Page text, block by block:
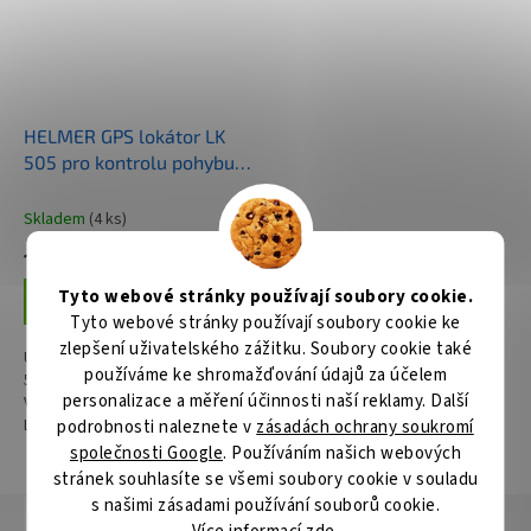
Tyto webové stránky používají soubory cookie.
Tyto webové stránky používají soubory cookie ke
zlepšení uživatelského zážitku. Soubory cookie také
používáme ke shromažďování údajů za účelem
personalizace a měření účinnosti naší reklamy. Další
podrobnosti naleznete v zásadách ochrany soukromí
společnosti Google. Používáním našich webových
stránek souhlasíte se všemi soubory cookie v souladu
s našimi zásadami používání souborů cookie.
HELMER GPS lokátor LK
505 pro kontrolu pohybu
Skladem (4 ks)
1 123 Kč
Do košíku
Univerzální lokátor Helmer LK
505 – pro klid a bezpečí
Všestranný GPS lokátor Helmer
LK 505 , se kterým získáte
přesné informace o poloze
osob, dopravních prostředků
nebo zvířat...
Hodnocení Diskuze